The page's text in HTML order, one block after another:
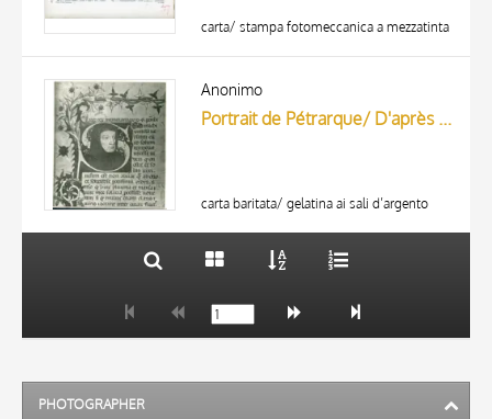
carta/ stampa fotomeccanica a mezzatinta
Anonimo
Portrait de Pétrarque/ D'après une miniature d'un manuscrit de sa bibliothèque. (Bibliothèque Nationale, Paris.)
carta baritata/ gelatina ai sali d’argento
TITLE
ARTISTA
20 RESULTS
PHOTOGRAPHER